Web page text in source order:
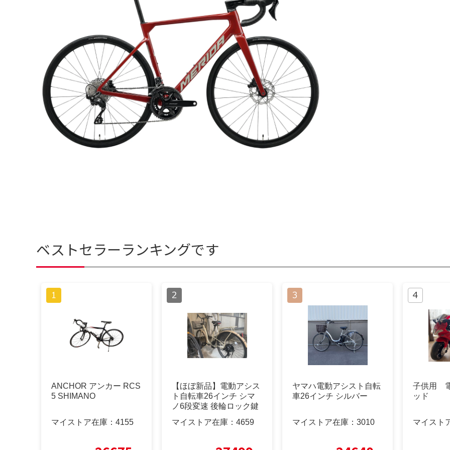
ベストセラーランキングです
ANCHOR アンカー RCS
5 SHIMANO
マイストア在庫： 4155
【ほぼ新品】電動アシス
ト自転車26インチ シマ
ノ6段変速 後輪ロック鍵
マイストア在庫： 4659
ヤマハ電動アシスト自転
車26インチ シルバー
マイストア在庫： 3010
子供用
ッド
マイスト